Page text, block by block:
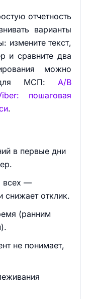
отчетность
варианты
измените текст,
и сравните два
можно
для МСП:A/B
пошаговая
.
в первые дни
всех —
снижает отклик.
(ранним
не понимает,